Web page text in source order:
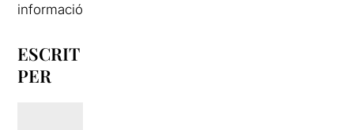
informació
ESCRIT
PER